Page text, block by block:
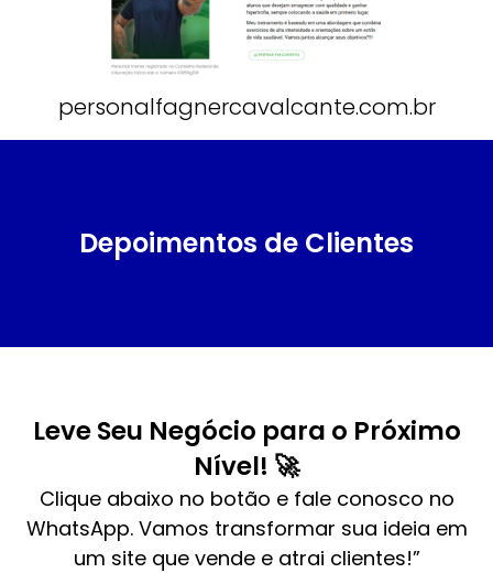
personalfagnercavalcante.com.br
Depoimentos de Clientes
Leve Seu Negócio para o Próximo
Nível! 🚀
Clique abaixo no botão e fale conosco no
WhatsApp. Vamos transformar sua ideia em
um site que vende e atrai clientes!”